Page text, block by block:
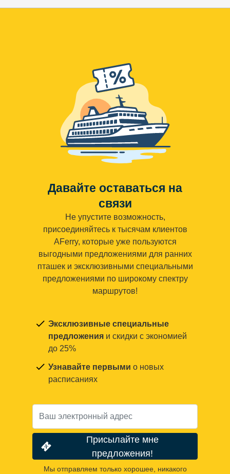
Давайте оставаться на
связи
Не упустите возможность,
присоединяйтесь к тысячам клиентов
AFerry, которые уже пользуются
выгодными предложениями для ранних
пташек и эксклюзивными специальными
предложениями по широкому спектру
маршрутов!
Эксклюзивные специальные
предложения и скидки с экономией
до 25%
Узнавайте первыми о новых
расписаниях
Присылайте мне
предложения!
Мы отправляем только хорошее, никакого